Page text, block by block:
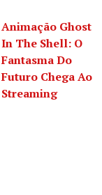
Animação Ghost
In The Shell: O
Fantasma Do
Futuro Chega Ao
Streaming